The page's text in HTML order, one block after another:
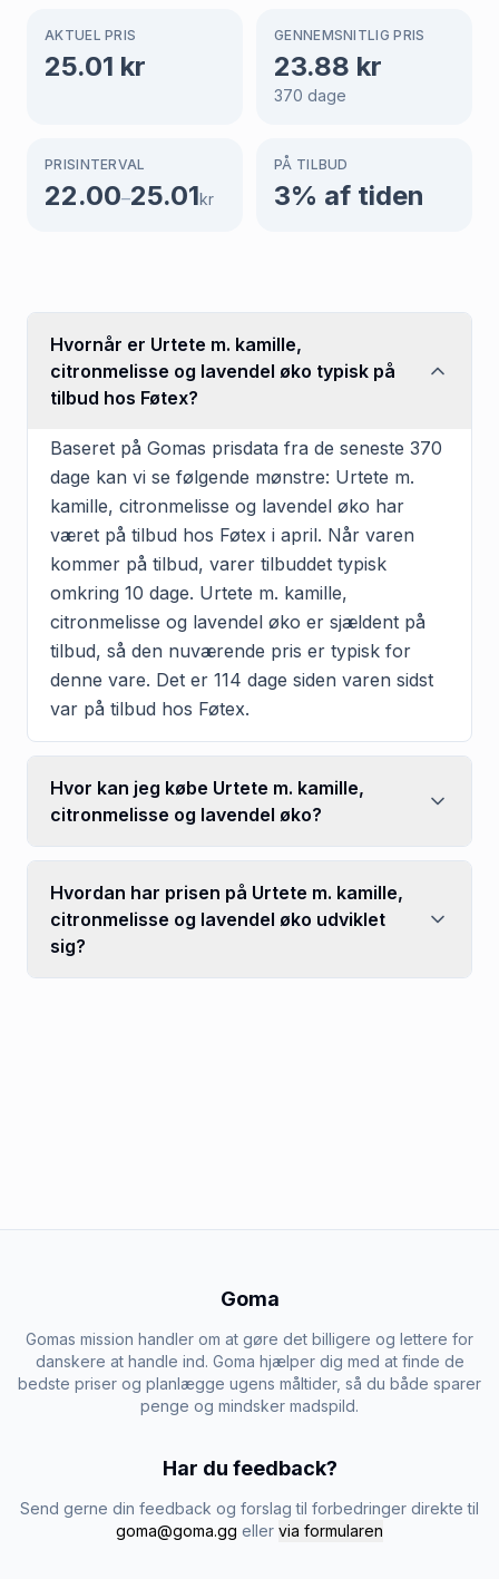
AKTUEL PRIS
25.01 kr
GENNEMSNITLIG PRIS
23.88 kr
370 dage
PRISINTERVAL
22.00–25.01kr
PÅ TILBUD
3% af tiden
Hvornår er Urtete m. kamille,
citronmelisse og lavendel øko typisk på
tilbud hos Føtex?
Baseret på Gomas prisdata fra de seneste 370
dage kan vi se følgende mønstre: Urtete m.
kamille, citronmelisse og lavendel øko har
været på tilbud hos Føtex i april. Når varen
kommer på tilbud, varer tilbuddet typisk
omkring 10 dage. Urtete m. kamille,
citronmelisse og lavendel øko er sjældent på
tilbud, så den nuværende pris er typisk for
denne vare. Det er 114 dage siden varen sidst
var på tilbud hos Føtex.
Hvor kan jeg købe Urtete m. kamille,
citronmelisse og lavendel øko?
Hvordan har prisen på Urtete m. kamille,
citronmelisse og lavendel øko udviklet
sig?
Goma
Gomas mission handler om at gøre det billigere og lettere for
danskere at handle ind. Goma hjælper dig med at finde de
bedste priser og planlægge ugens måltider, så du både sparer
penge og mindsker madspild.
Har du feedback?
Send gerne din feedback og forslag til forbedringer direkte til
goma@goma.gg eller via formularen